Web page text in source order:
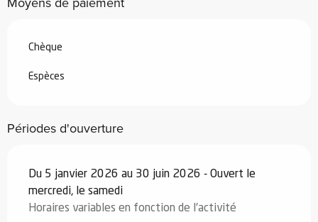
Chèque
Espèces
Périodes d'ouverture
Du 5 janvier 2026 au 30 juin 2026 - Ouvert le
mercredi, le samedi
Horaires variables en fonction de l'activité